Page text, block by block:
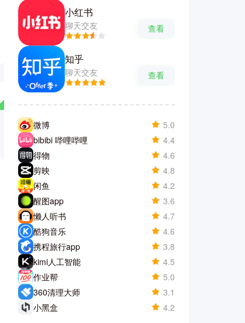
小红书
聊天交友 查看
知乎
聊天交友 查看
微博
5.0
bibibi 哔哩哔哩
4.4
得物
4.6
剪映
4.8
闲鱼
4.2
醒图app
3.6
懒人听书
4.7
酷狗音乐
4.6
携程旅行app
3.8
kimi人工智能
4.5
作业帮
5.0
360清理大师
3.1
小黑盒
4.2